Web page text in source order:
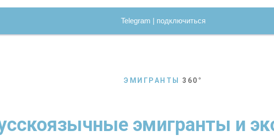
Telegram | подключиться
ЭМИГРАНТЫ 360 °
эмигранты и